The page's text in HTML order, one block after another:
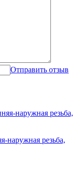
Отправить отзыв
наружная резьба,